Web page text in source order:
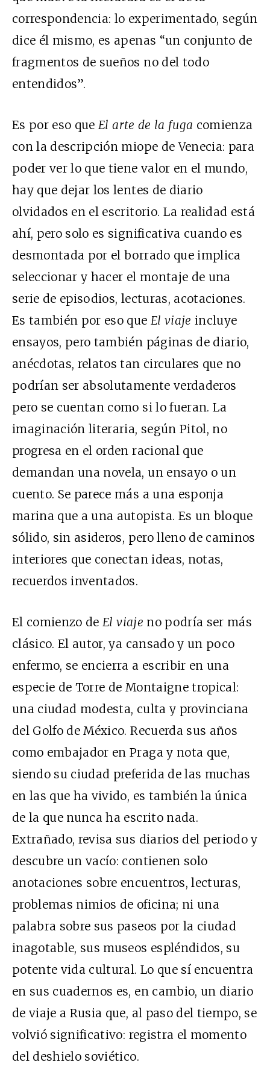
correspondencia: lo experimentado, según
dice él mismo, es apenas “un conjunto de
fragmentos de sueños no del todo
entendidos”.
Es por eso que El arte de la fuga comienza
con la descripción miope de Venecia: para
poder ver lo que tiene valor en el mundo,
hay que dejar los lentes de diario
olvidados en el escritorio. La realidad está
ahí, pero solo es significativa cuando es
desmontada por el borrado que implica
seleccionar y hacer el montaje de una
serie de episodios, lecturas, acotaciones.
Es también por eso que El viaje incluye
ensayos, pero también páginas de diario,
anécdotas, relatos tan circulares que no
podrían ser absolutamente verdaderos
pero se cuentan como si lo fueran. La
imaginación literaria, según Pitol, no
progresa en el orden racional que
demandan una novela, un ensayo o un
cuento. Se parece más a una esponja
marina que a una autopista. Es un bloque
sólido, sin asideros, pero lleno de caminos
interiores que conectan ideas, notas,
recuerdos inventados.
El comienzo de El viaje no podría ser más
clásico. El autor, ya cansado y un poco
enfermo, se encierra a escribir en una
especie de Torre de Montaigne tropical:
una ciudad modesta, culta y provinciana
del Golfo de México. Recuerda sus años
como embajador en Praga y nota que,
siendo su ciudad preferida de las muchas
en las que ha vivido, es también la única
de la que nunca ha escrito nada.
Extrañado, revisa sus diarios del periodo y
descubre un vacío: contienen solo
anotaciones sobre encuentros, lecturas,
problemas nimios de oficina; ni una
palabra sobre sus paseos por la ciudad
inagotable, sus museos espléndidos, su
potente vida cultural. Lo que sí encuentra
en sus cuadernos es, en cambio, un diario
de viaje a Rusia que, al paso del tiempo, se
volvió significativo: registra el momento
del deshielo soviético.